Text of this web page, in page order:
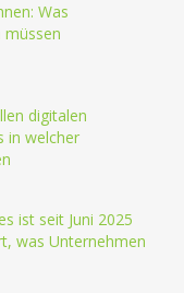
Was
digitalen
in welcher
ist seit Juni 2025
was Unternehmen